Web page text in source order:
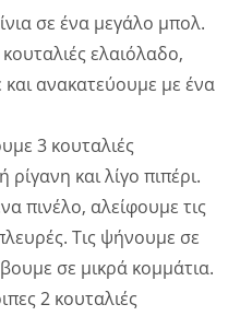
σε ένα μεγάλο μπολ.
ελαιόλαδο,
ανακατεύουμε με ένα
3 κουταλιές
και λίγο πιπέρι.
πινέλο, αλείφουμε τις
Τις ψήνουμε σε
σε μικρά κομμάτια.
2 κουταλιές